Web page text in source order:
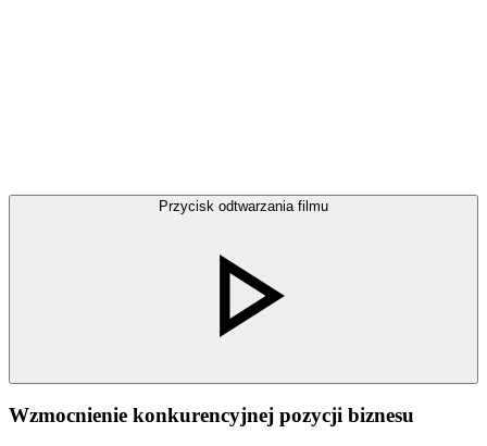
Przycisk odtwarzania filmu
Wzmocnienie konkurencyjnej pozycji biznesu